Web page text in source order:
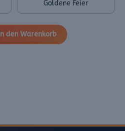
Goldene Feier
In den Warenkorb